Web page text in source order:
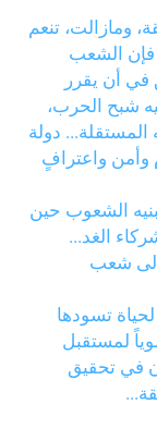
ومازالت، تنعم
فإن الشعب
في أن يقرر
شبح الحرب،
دولة
وأمن واعترافٍ
الشعوب حين
الغد...
إلى شعب
تسودها
لمستقبل
في تحقيق